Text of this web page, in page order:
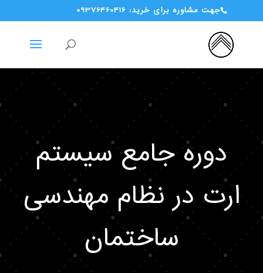
جهت مشاوره برای خرید: 09376460416
دوره جامع سیستم
ارت در نظام مهندسی
ساختمان